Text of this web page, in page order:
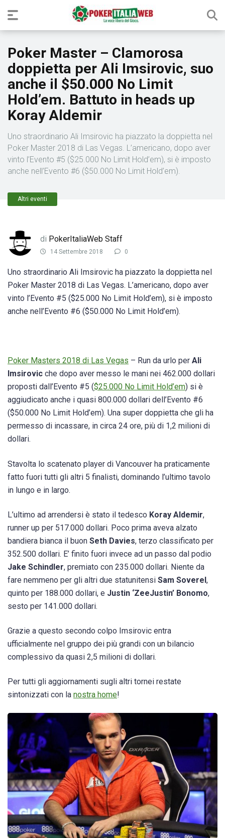
Poker Master – Clamorosa
doppietta per Ali Imsirovic, suo
anche il $50.000 No Limit
Hold’em. Battuto in heads up
Koray Aldemir
Uno straordinario Ali Imsirovic ha piazzato la doppietta nel
Poker Master 2018 di Las Vegas. L’americano, dopo aver
vinto l’Evento #5 ($25.000 No Limit Hold’em), si è imposto
anche nell’Evento #6 ($50.000 No Limit Hold’em).
Altri eventi
di PokerItaliaWeb Staff
14 Settembre 2018 0
Uno straordinario Ali Imsirovic ha piazzato la doppietta nel
Poker Master 2018 di Las Vegas. L’americano, dopo aver
vinto l’Evento #5 ($25.000 No Limit Hold’em), si è imposto
anche nell’Evento #6 ($50.000 No Limit Hold’em).
Poker Masters 2018 di Las Vegas – Run da urlo per Ali
Imsirovic che dopo aver messo le mani nei 462.000 dollari
proposti dall’Evento #5 ($25.000 No Limit Hold’em) si è
aggiudicato anche i quasi 800.000 dollari dell’Evento #6
($50.000 No Limit Hold’em). Una super doppietta che gli ha
permesso di incassare, in circa 24 ore, più di 1,2 milioni di
dollari.
Stavolta lo scatenato player di Vancouver ha praticamente
fatto fuori tutti gli altri 5 finalisti, dominando l’ultimo tavolo
in lungo e in largo.
L’ultimo ad arrendersi è stato il tedesco Koray Aldemir,
runner up per 517.000 dollari. Poco prima aveva alzato
bandiera bianca il buon Seth Davies, terzo classificato per
352.500 dollari. E’ finito fuori invece ad un passo dal podio
Jake Schindler, premiato con 235.000 dollari. Niente da
fare nemmeno per gli altri due statunitensi Sam Soverel,
quinto per 188.000 dollari, e Justin ‘ZeeJustin’ Bonomo,
sesto per 141.000 dollari.
Grazie a questo secondo colpo Imsirovic entra
ufficialmente nel gruppo dei più grandi con un bilancio
complessivo da quasi 2,5 milioni di dollari.
Per tutti gli aggiornamenti sugli altri tornei restate
sintonizzati con la nostra home!